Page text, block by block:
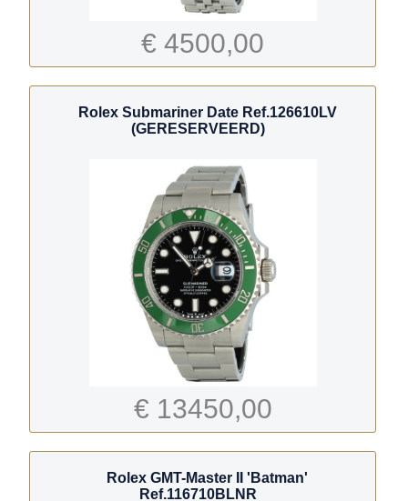
€ 4500,00
Rolex Submariner Date Ref.126610LV
(GERESERVEERD)
€ 13450,00
Rolex GMT-Master II 'Batman'
Ref.116710BLNR